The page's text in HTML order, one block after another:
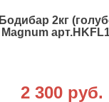
Бодибар 2кг
Magnum
2 300 руб.